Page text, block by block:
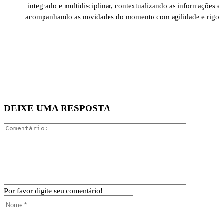
integrado e multidisciplinar, contextualizando as informações
acompanhando as novidades do momento com agilidade e
DEIXE UMA RESPOSTA
Por favor digite seu comentário!